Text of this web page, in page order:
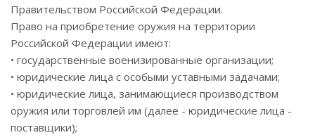
Правительством Российской Федерации.
Право на приобретение оружия на территории
Российской Федерации имеют:
• государственные военизированные организации;
• юридические лица с особыми уставными задачами;
• юридические лица, занимающиеся производством
оружия или торговлей им (далее - юридические лица -
поставщики);